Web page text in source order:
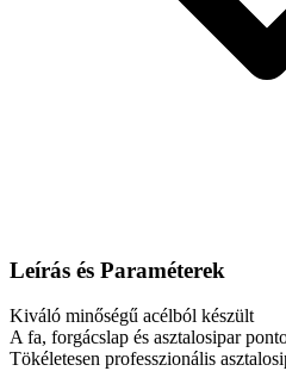
Leírás és Paraméterek
Kiváló minőségű acélból készült
A fa, forgácslap és asztalosipar
Tökéletesen professzionális